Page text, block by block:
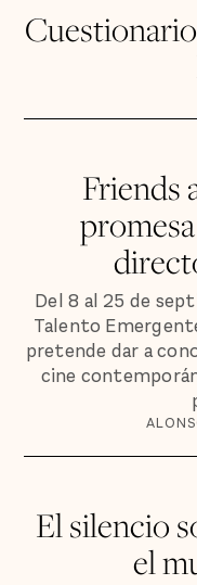
Friends
Del 8 al 25 de
Talento
pretende dar a
cine
El silencio
el